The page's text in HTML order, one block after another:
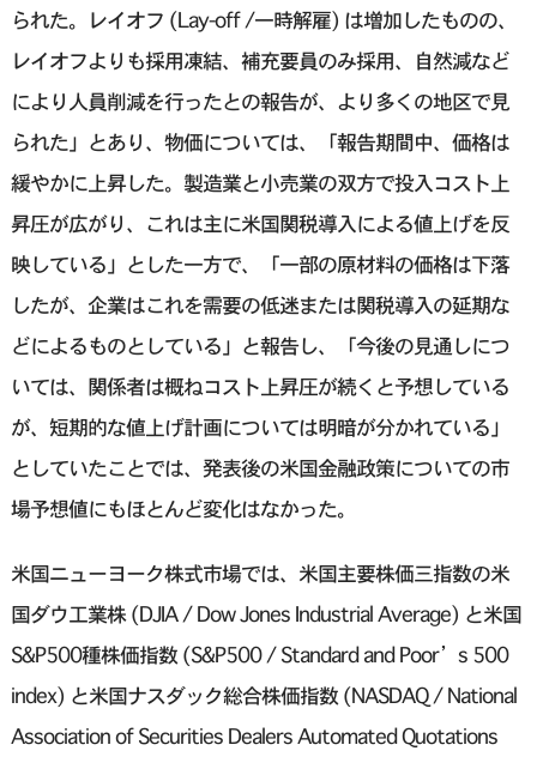
られた。レイオフ (Lay-off /一時解雇) は増加したものの、
レイオフよりも採用凍結、補充要員のみ採用、自然減など
により人員削減を行ったとの報告が、より多くの地区で見
られた」とあり、物価については、「報告期間中、価格は
緩やかに上昇した。製造業と小売業の双方で投入コスト上
昇圧が広がり、これは主に米国関税導入による値上げを反
映している」とした一方で、「一部の原材料の価格は下落
したが、企業はこれを需要の低迷または関税導入の延期な
どによるものとしている」と報告し、「今後の見通しにつ
いては、関係者は概ねコスト上昇圧が続くと予想している
が、短期的な値上げ計画については明暗が分かれている」
としていたことでは、発表後の米国金融政策についての市
場予想値にもほとんど変化はなかった。
米国ニューヨーク株式市場では、米国主要株価三指数の米
国ダウ工業株 (DJIA / Dow Jones Industrial Average) と米国
S&P500種株価指数 (S&P500 / Standard and Poor’s 500
index) と米国ナスダック総合株価指数 (NASDAQ / National
Association of Securities Dealers Automated Quotations